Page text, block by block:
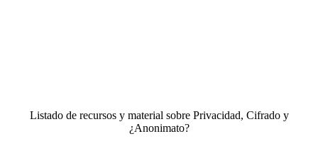
Listado de recursos y material sobre Privacidad, Cifrado y
¿Anonimato?